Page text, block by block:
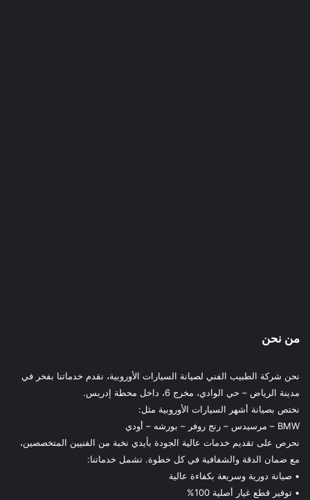
من نحن
نحن شركة الطبيب الفني لصيانة السيارات الأوروبية، نقدم خدماتنا بفخر في
مدينة الرياض – حي الوادي، مخرج 6، داخل محطة إدريس.
نختص بصيانة أشهر السيارات الأوروبية مثل:
BMW – مرسيدس – رنج روفر – بورشه – أودي
نحرص على تقديم خدمات عالية الجودة بأيدي نخبة من الفنيين المتخصصين،
مع ضمان الدقة والشفافية في كل خطوة. تشمل خدماتنا:
• صيانة دورية وسريعة بكفاءة عالية
• توفير قطع غيار أصلية 100%